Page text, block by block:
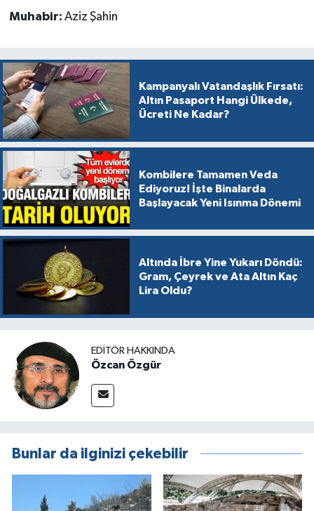
Muhabir: Aziz Şahin
Kampanyalı Vatandaşlık Fırsatı:
Altın Pasaport Hangi Ülkede,
Ücreti Ne Kadar?
Kombilere Tamamen Veda
Ediyoruz! İşte Binalarda
Başlayacak Yeni Isınma Dönemi
Altında İbre Yine Yukarı Döndü:
Gram, Çeyrek ve Ata Altın Kaç
Lira Oldu?
EDITÖR HAKKINDA
Özcan Özgür
Bunlar da ilginizi çekebilir